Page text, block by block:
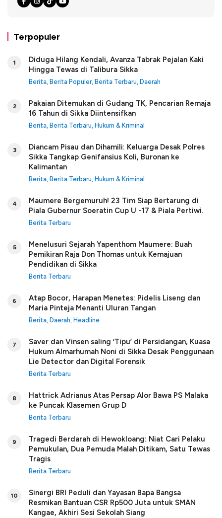
Terpopuler
1
Diduga Hilang Kendali, Avanza Tabrak Pejalan Kaki
Hingga Tewas di Talibura Sikka
Berita, Berita Populer, Berita Terbaru, Daerah
2
Pakaian Ditemukan di Gudang TK, Pencarian Remaja
16 Tahun di Sikka Diintensifkan
Berita, Berita Terbaru, Hukum & Kriminal
3
Diancam Pisau dan Dihamili: Keluarga Desak Polres
Sikka Tangkap Genifansius Koli, Buronan ke
Kalimantan
Berita, Berita Terbaru, Hukum & Kriminal
4
Maumere Bergemuruh! 23 Tim Siap Bertarung di
Piala Gubernur Soeratin Cup U -17 & Piala Pertiwi.
Berita Terbaru
5
Menelusuri Sejarah Yapenthom Maumere: Buah
Pemikiran Raja Don Thomas untuk Kemajuan
Pendidikan di Sikka
Berita Terbaru
6
Atap Bocor, Harapan Menetes: Pidelis Liseng dan
Maria Pinteja Menanti Uluran Tangan
Berita, Daerah, Headline
7
Saver dan Vinsen saling ‘Tipu’ di Persidangan, Kuasa
Hukum Almarhumah Noni di Sikka Desak Penggunaan
Lie Detector dan Digital Forensik
Berita Terbaru
8
Hattrick Adrianus Atas Persap Alor Bawa PS Malaka
ke Puncak Klasemen Grup D
Berita Terbaru
9
Tragedi Berdarah di Hewokloang: Niat Cari Pelaku
Pemukulan, Dua Pemuda Malah Ditikam, Satu Tewas
Tragis
Berita Terbaru
10
Sinergi BRI Peduli dan Yayasan Bapa Bangsa
Resmikan Bantuan CSR Rp500 Juta untuk SMAN
Kangae, Akhiri Sesi Sekolah Siang